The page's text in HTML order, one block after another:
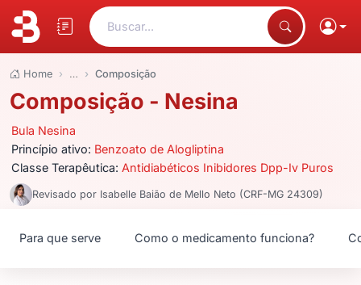
Buscar...
Home … Composição
Composição - Nesina
Bula Nesina
Princípio ativo: Benzoato de Alogliptina
Classe Terapêutica: Antidiabéticos Inibidores Dpp-Iv Puros
Revisado por Isabelle Baião de Mello Neto (CRF-MG 24309)
Para que serve Como o medicamento funciona?